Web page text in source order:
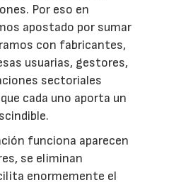
Por eso en
apostado por sumar
con fabricantes,
usuarias, gestores,
sectoriales
cada uno aporta un
funciona aparecen
se eliminan
enormemente el